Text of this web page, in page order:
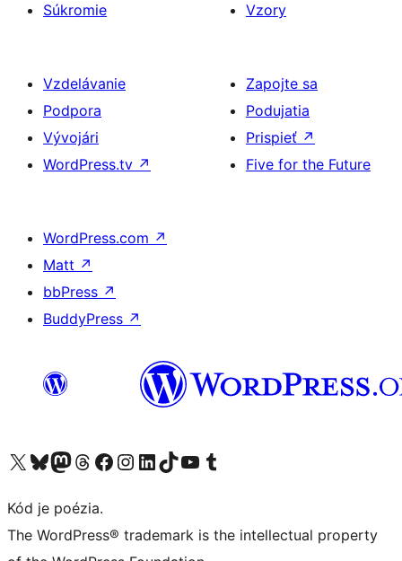
Súkromie
Vzory
Vzdelávanie
Podpora
Vývojári
WordPress.tv ↗
Zapojte sa
Podujatia
Prispieť ↗
Five for the Future
WordPress.com ↗
Matt ↗
bbPress ↗
BuddyPress ↗
Navštívte náš účet na X (predtým Twitter)
Navštívte náš účet na platforme Bluesky
Navštívte náš účet na Mastodone
Navštívte náš účet na platforme Threads
Navštívte našu stránku na Facebooku
Navštívte náš účet Instagram
Navštívte náš účet LinkedIn
Navštívte náš účet na platforme TikTok
Navštívte náš kanál YouTube
Navštívte náš účet na platforme Tumblr
Kód je poézia.
The WordPress® trademark is the intellectual property